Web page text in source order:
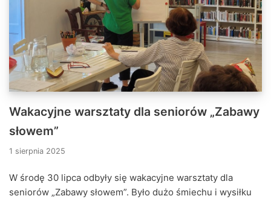
Wakacyjne warsztaty dla seniorów „Zabawy
słowem”
1 sierpnia 2025
W środę 30 lipca odbyły się wakacyjne warsztaty dla
seniorów „Zabawy słowem”. Było dużo śmiechu i wysiłku